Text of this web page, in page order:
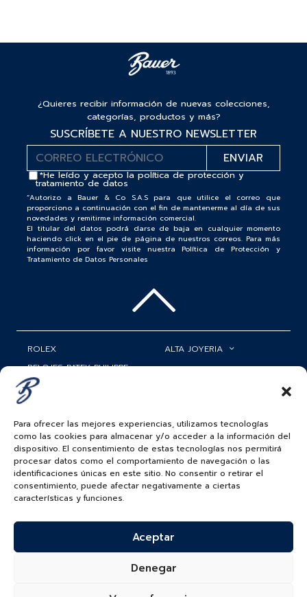
Para ofrecer las mejores experiencias, utilizamos tecnologías
como las cookies para almacenar y/o acceder a la información del
dispositivo. El consentimiento de estas tecnologías nos permitirá
procesar datos como el comportamiento de navegación o las
identificaciones únicas en este sitio. No consentir o retirar el
consentimiento, puede afectar negativamente a ciertas
características y funciones.
Aceptar
Denegar
¿Quieres recibir información de nuevas colecciones,
categorías, productos y más?
SUSCRÍBETE A NUESTRO NEWSLETTER
*He leído y acepto lapolítica de protección y
tratamiento de datos
“Autorizo a Bauer & Co S.A.S para que utilice el correo que
proporciono a continuación con el fin de mantenerme al día de sus
novedades y remitirme información comercial.
El titular del datos podrá darse de baja en cualquier momento
haciendo click en el pie de página de nuestros correos. Para más
información por favor visite nuestra Política de Protección y
Tratamiento de Datos Personales
ROLEX
RELOJES PATEK PHILIPPE
RELOJERÍA
ALTA JOYERIA
MATRIMONIOS
ACCESORIOS
BAUER NEWS
SERVICIOS
SIGUENOS EN
RESERVADOS.